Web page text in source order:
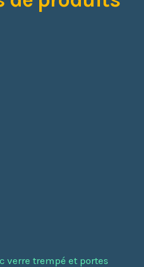
verre trempé et portes